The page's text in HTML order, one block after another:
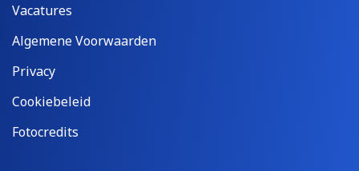
Vacatures
Algemene Voorwaarden
Privacy
Cookiebeleid
Fotocredits